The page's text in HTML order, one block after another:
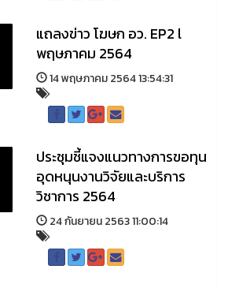
แถลงข่าว โฆษก อว. EP2 l
พฤษภาคม 2564
14 พฤษภาคม 2564 13:54:31
ประชุมชี้แจงแนวทางการขอทุน
อุดหนุนงานวิจัยและบริการ
วิชาการ 2564
24 กันยายน 2563 11:00:14